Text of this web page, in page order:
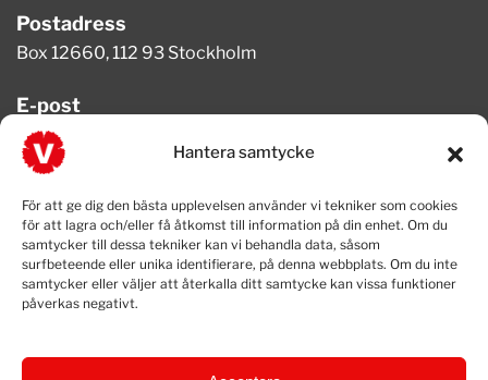
Hantera samtycke
För att ge dig den bästa upplevelsen använder vi tekniker som cookies
för att lagra och/eller få åtkomst till information på din enhet. Om du
samtycker till dessa tekniker kan vi behandla data, såsom
surfbeteende eller unika identifierare, på denna webbplats. Om du inte
samtycker eller väljer att återkalla ditt samtycke kan vissa funktioner
påverkas negativt.
Postadress
Box 12660, 112 93 Stockholm
E-post
info@vansterpartiet.se
08-654 08 20